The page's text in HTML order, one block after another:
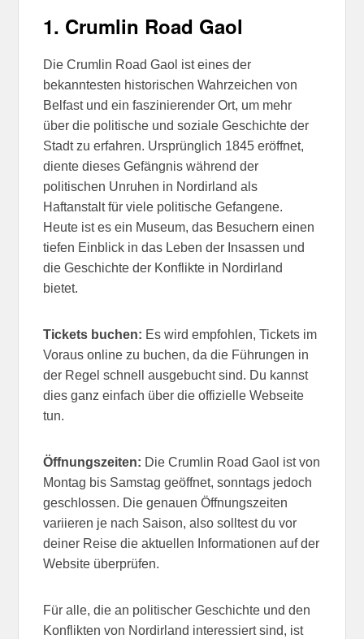
1. Crumlin Road Gaol
Die Crumlin Road Gaol ist eines der
bekanntesten historischen Wahrzeichen von
Belfast und ein faszinierender Ort, um mehr
über die politische und soziale Geschichte der
Stadt zu erfahren. Ursprünglich 1845 eröffnet,
diente dieses Gefängnis während der
politischen Unruhen in Nordirland als
Haftanstalt für viele politische Gefangene.
Heute ist es ein Museum, das Besuchern einen
tiefen Einblick in das Leben der Insassen und
die Geschichte der Konflikte in Nordirland
bietet.
Tickets buchen: Es wird empfohlen, Tickets im
Voraus online zu buchen, da die Führungen in
der Regel schnell ausgebucht sind. Du kannst
dies ganz einfach über die offizielle Webseite
tun.
Öffnungszeiten: Die Crumlin Road Gaol ist von
Montag bis Samstag geöffnet, sonntags jedoch
geschlossen. Die genauen Öffnungszeiten
variieren je nach Saison, also solltest du vor
deiner Reise die aktuellen Informationen auf der
Website überprüfen.
Für alle, die an politischer Geschichte und den
Konflikten von Nordirland interessiert sind, ist